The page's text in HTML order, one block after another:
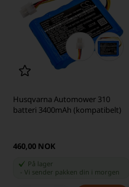
Husqvarna Automower 310
batteri 3400mAh (kompatibelt)
460,00 NOK
På lager
-Vi sender pakken din i morgen